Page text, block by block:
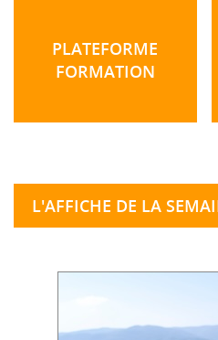
PLATEFORME
FORMATION
L'AFFICHE DE LA